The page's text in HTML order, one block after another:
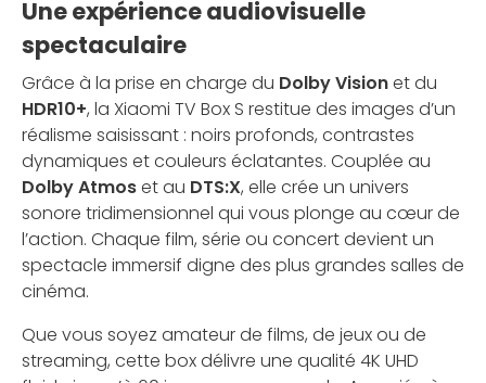
Une expérience audiovisuelle
spectaculaire
Grâce à la prise en charge du Dolby Visionet du
HDR10+, la Xiaomi TV Box S restitue des images d’un
réalisme saisissant : noirs profonds, contrastes
dynamiques et couleurs éclatantes. Couplée au
Dolby Atmoset au DTS:X, elle crée un univers
sonore tridimensionnel qui vous plonge au cœur de
l’action. Chaque film, série ou concert devient un
spectacle immersif digne des plus grandes salles de
cinéma.
Que vous soyez amateur de films, de jeux ou de
streaming, cette box délivre une qualité 4K UHD